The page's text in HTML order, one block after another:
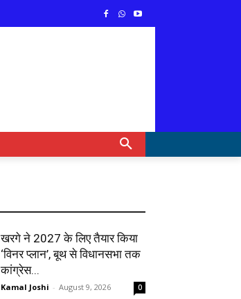
खरगे ने 2027 के लिए तैयार किया
‘विनर प्लान’, बूथ से विधानसभा तक
कांग्रेस...
Kamal Joshi - August 9, 2026 0